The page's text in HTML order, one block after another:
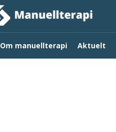
Om manuellterapi Aktuelt